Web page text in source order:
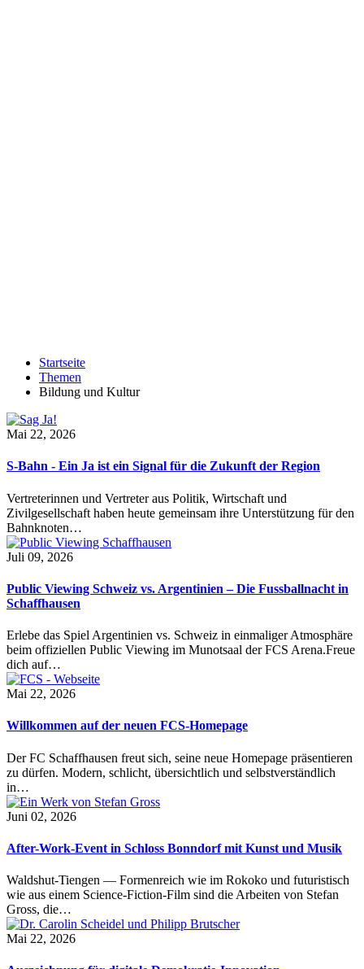
Startseite
Themen
Bildung und Kultur
Mai 22, 2026
S-Bahn - Ein Ja ist ein Signal für die Zukunft der Region
Vertreterinnen und Vertreter aus Politik, Wirtschaft und
Zivilgesellschaft haben heute gemeinsam ihre Unterstützung für den
Bahnknoten…
Juli 09, 2026
Public Viewing Schweiz vs. Argentinien – Die Fussballnacht in
Schaffhausen
Erlebe das Spiel Argentinien vs. Schweiz in einmaliger Atmosphäre
beim offiziellen Public Viewing im Munotsaal der FCS Arena.Freue
dich auf…
Mai 22, 2026
Willkommen auf der neuen FCS-Homepage
Der FC Schaffhausen freut sich, seine neue Homepage präsentieren
zu dürfen. Modern, schlicht, übersichtlich und selbstverständlich
in…
Juni 02, 2026
After-Work-Event in Schloss Bonndorf mit Kunst und Musik
Waldshut-Tiengen — Formenreich wie im Rokoko und futuristisch
wie aus einem Science-Fiction-Film sind die Arbeiten von Stefan
Gross, die…
Mai 22, 2026